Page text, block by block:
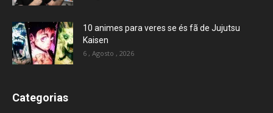
10 animes para veres se és fã de Jujutsu
Kaisen
6 , Agosto , 2026
Categorias